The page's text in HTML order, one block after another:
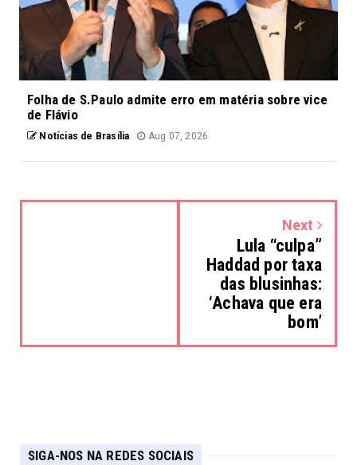
Folha de S.Paulo admite erro em matéria sobre vice
de Flávio
Notícias de Brasília Aug 07, 2026
Next
Lula “culpa”
Haddad por taxa
das blusinhas:
‘Achava que era
bom’
SIGA-NOS NA REDES SOCIAIS